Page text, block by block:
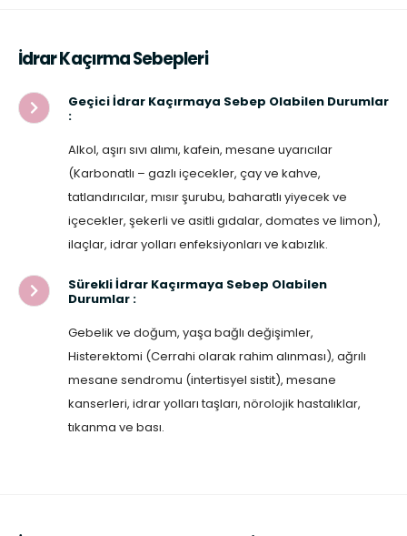
İdrar Kaçırma Sebepleri
Geçici İdrar Kaçırmaya Sebep Olabilen Durumlar
:
Alkol, aşırı sıvı alımı, kafein, mesane uyarıcılar
(Karbonatlı – gazlı içecekler, çay ve kahve,
tatlandırıcılar, mısır şurubu, baharatlı yiyecek ve
içecekler, şekerli ve asitli gıdalar, domates ve limon),
ilaçlar, idrar yolları enfeksiyonları ve kabızlık.
Sürekli İdrar Kaçırmaya Sebep Olabilen
Durumlar :
Gebelik ve doğum, yaşa bağlı değişimler,
Histerektomi (Cerrahi olarak rahim alınması), ağrılı
mesane sendromu (intertisyel sistit), mesane
kanserleri, idrar yolları taşları, nörolojik hastalıklar,
tıkanma ve bası.